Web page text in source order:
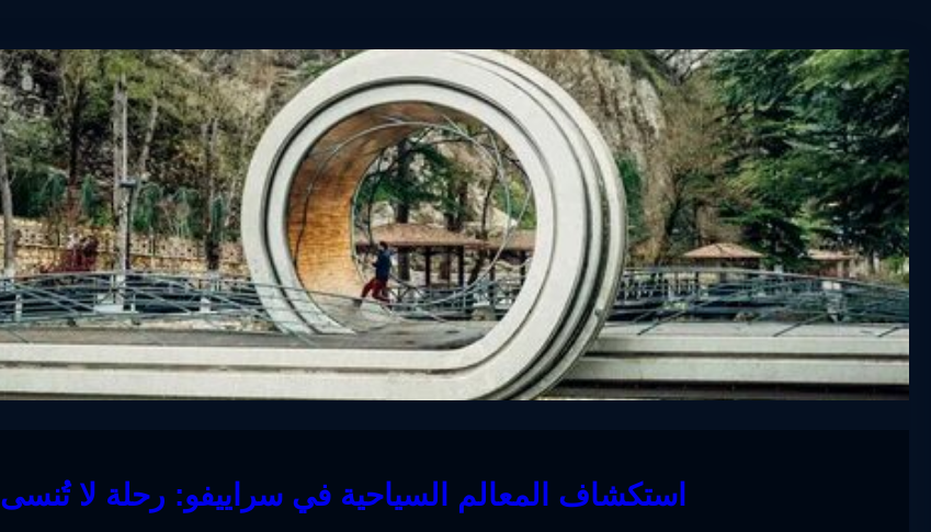
استكشاف المعالم السياحية في سراييفو: رحلة لا تُنسى